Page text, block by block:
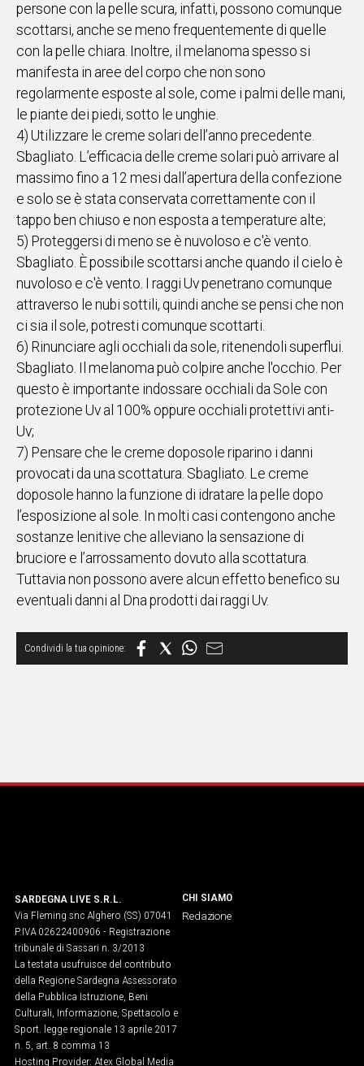
persone con la pelle scura, infatti, possono comunque
scottarsi, anche se meno frequentemente di quelle
con la pelle chiara. Inoltre, il melanoma spesso si
manifesta in aree del corpo che non sono
regolarmente esposte al sole, come i palmi delle mani,
le piante dei piedi, sotto le unghie.
4) Utilizzare le creme solari dell’anno precedente.
Sbagliato. L’efficacia delle creme solari può arrivare al
massimo fino a 12 mesi dall’apertura della confezione
e solo se è stata conservata correttamente con il
tappo ben chiuso e non esposta a temperature alte;
5) Proteggersi di meno se è nuvoloso e c'è vento.
Sbagliato. È possibile scottarsi anche quando il cielo è
nuvoloso e c'è vento. I raggi Uv penetrano comunque
attraverso le nubi sottili, quindi anche se pensi che non
ci sia il sole, potresti comunque scottarti.
6) Rinunciare agli occhiali da sole, ritenendoli superflui.
Sbagliato. Il melanoma può colpire anche l'occhio. Per
questo è importante indossare occhiali da Sole con
protezione Uv al 100% oppure occhiali protettivi anti-
Uv;
7) Pensare che le creme doposole riparino i danni
provocati da una scottatura. Sbagliato. Le creme
doposole hanno la funzione di idratare la pelle dopo
l’esposizione al sole. In molti casi contengono anche
sostanze lenitive che alleviano la sensazione di
bruciore e l’arrossamento dovuto alla scottatura.
Tuttavia non possono avere alcun effetto benefico su
eventuali danni al Dna prodotti dai raggi Uv.
SARDEGNA LIVE S.R.L.
Via Fleming snc Alghero (SS) 07041
P.IVA 02622400906 - Registrazione
tribunale di Sassari n. 3/2013
La testata usufruisce del contributo
della Regione Sardegna Assessorato
della Pubblica Istruzione, Beni
Culturali, Informazione, Spettacolo e
Sport. legge regionale 13 aprile 2017
n. 5, art. 8 comma 13
Hosting Provider: Atex Global Media
CHI SIAMO
Redazione